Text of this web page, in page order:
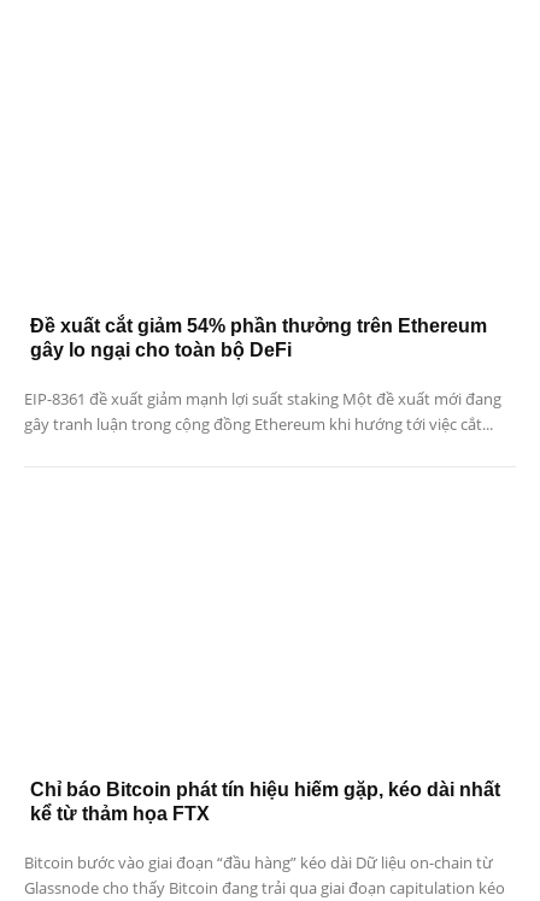
Đề xuất cắt giảm 54% phần thưởng trên Ethereum
gây lo ngại cho toàn bộ DeFi
EIP-8361 đề xuất giảm mạnh lợi suất staking Một đề xuất mới đang
gây tranh luận trong cộng đồng Ethereum khi hướng tới việc cắt...
Chỉ báo Bitcoin phát tín hiệu hiếm gặp, kéo dài nhất
kể từ thảm họa FTX
Bitcoin bước vào giai đoạn “đầu hàng” kéo dài Dữ liệu on-chain từ
Glassnode cho thấy Bitcoin đang trải qua giai đoạn capitulation kéo